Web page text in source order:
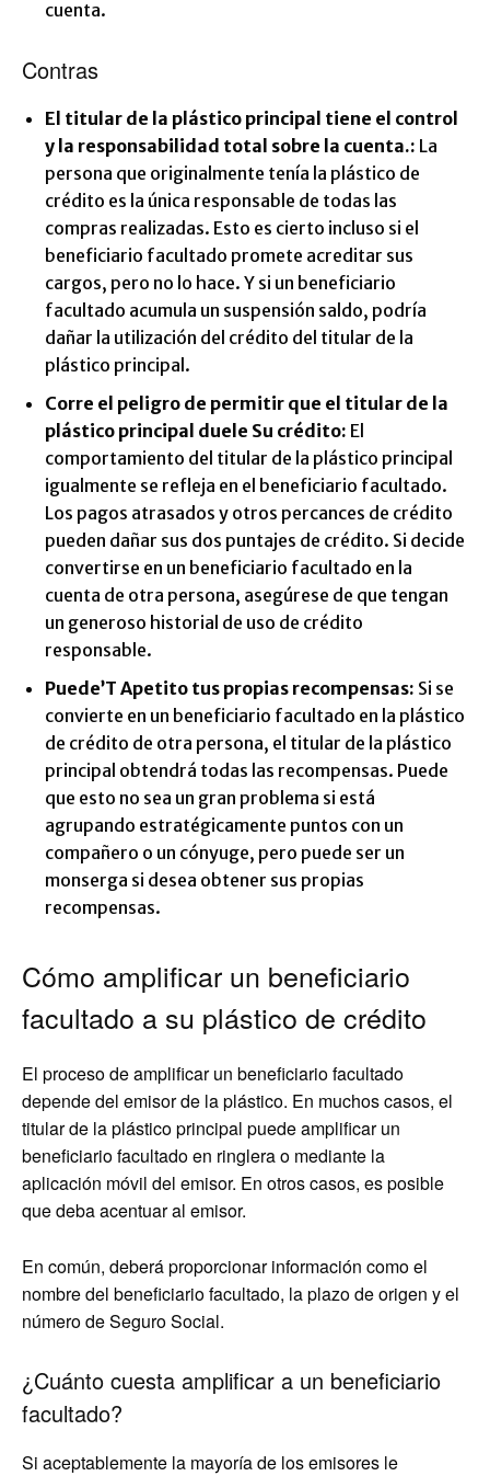
cuenta.
Contras
El titular de la plástico principal tiene el control
y la responsabilidad total sobre la cuenta.: La
persona que originalmente tenía la plástico de
crédito es la única responsable de todas las
compras realizadas. Esto es cierto incluso si el
beneficiario facultado promete acreditar sus
cargos, pero no lo hace. Y si un beneficiario
facultado acumula un suspensión saldo, podría
dañar la utilización del crédito del titular de la
plástico principal.
Corre el peligro de permitir que el titular de la
plástico principal duele Su crédito: El
comportamiento del titular de la plástico principal
igualmente se refleja en el beneficiario facultado.
Los pagos atrasados ​​y otros percances de crédito
pueden dañar sus dos puntajes de crédito. Si decide
convertirse en un beneficiario facultado en la
cuenta de otra persona, asegúrese de que tengan
un generoso historial de uso de crédito
responsable.
Puede’T Apetito tus propias recompensas: Si se
convierte en un beneficiario facultado en la plástico
de crédito de otra persona, el titular de la plástico
principal obtendrá todas las recompensas. Puede
que esto no sea un gran problema si está
agrupando estratégicamente puntos con un
compañero o un cónyuge, pero puede ser un
monserga si desea obtener sus propias
recompensas.
Cómo amplificar un beneficiario
facultado a su plástico de crédito
El proceso de amplificar un beneficiario facultado
depende del emisor de la plástico. En muchos casos, el
titular de la plástico principal puede amplificar un
beneficiario facultado en ringlera o mediante la
aplicación móvil del emisor. En otros casos, es posible
que deba acentuar al emisor.
En común, deberá proporcionar información como el
nombre del beneficiario facultado, la plazo de origen y el
número de Seguro Social.
¿Cuánto cuesta amplificar a un beneficiario
facultado?
Si aceptablemente la mayoría de los emisores le